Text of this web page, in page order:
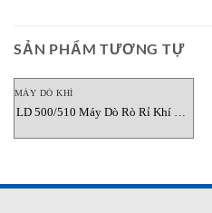
SẢN PHẨM TƯƠNG TỰ
MÁY DÒ KHÍ
LD 500/510 Máy Dò Rò Rỉ Khí CS-